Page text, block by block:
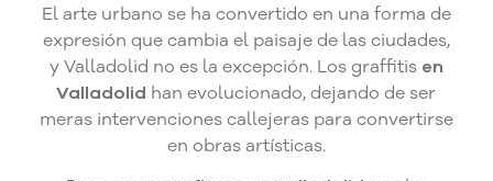
El arte urbano se ha convertido en una forma de
expresión que cambia el paisaje de las ciudades,
y Valladolid no es la excepción. Los graffitisen
Valladolid han evolucionado, dejando de ser
meras intervenciones callejeras para convertirse
en obras artísticas.